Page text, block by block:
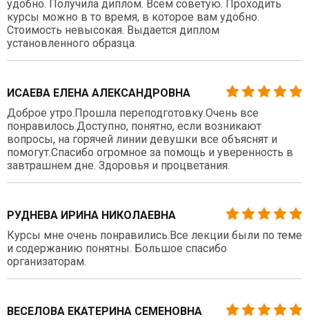
удобно. Получила диплом. Всем советую. Проходить
курсы можно в то время, в которое вам удобно.
Стоимость невысокая. Выдается диплом
установленного образца.
ИСАЕВА ЕЛЕНА АЛЕКСАНДРОВНА
Доброе утро.Прошла переподготовку.Очень все
понравилось.Доступно, понятно, если возникают
вопросы, на горячей линии девушки все объяснят и
помогут.Спасибо огромное за помощь и уверенность в
завтрашнем дне. Здоровья и процветания.
РУДНЕВА ИРИНА НИКОЛАЕВНА
Курсы мне очень понравились.Все лекции были по теме
и содержанию понятны. Большое спасибо
организаторам.
ВЕСЕЛОВА ЕКАТЕРИНА СЕМЕНОВНА